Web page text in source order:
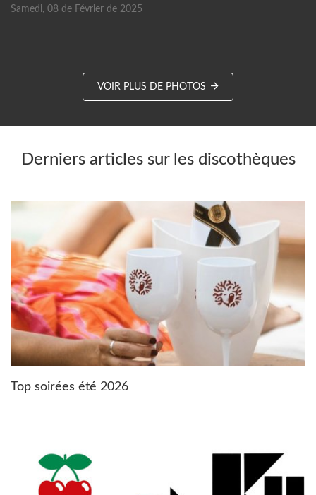
Samedi, 08 de Février de 2025
VOIR PLUS DE PHOTOS
Derniers articles sur les discothèques
Top soirées été 2026